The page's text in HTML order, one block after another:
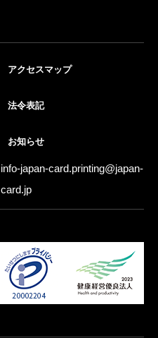
アクセスマップ
法令表記
お知らせ
info-japan-card.printing@japan-
card.jp